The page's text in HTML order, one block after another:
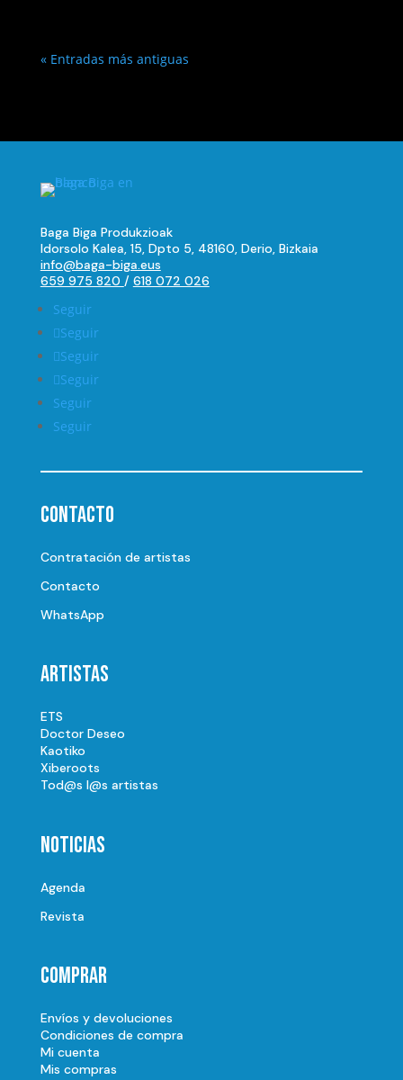
« Entradas más antiguas
Baga Biga Produkzioak
Idorsolo Kalea, 15, Dpto 5, 48160, Derio, Bizkaia
info@baga-biga.eus
659 975 820 / 618 072 026
Seguir
Seguir
Seguir
Seguir
Seguir
Seguir
Contacto
Contratación de artistas
Contacto
WhatsApp
Artistas
ETS
Doctor Deseo
Kaotiko
Xiberoots
Tod@s l@s artistas
Noticias
Agenda
Revista
Comprar
Envíos y devoluciones
Condiciones de compra
Mi cuenta
Mis compras